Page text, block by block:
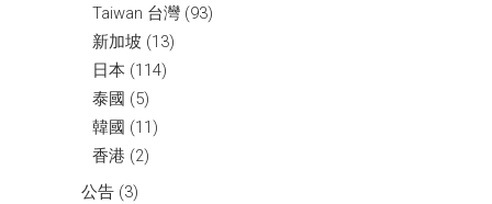
Taiwan 台灣 (93)
新加坡 (13)
日本 (114)
泰國 (5)
韓國 (11)
香港 (2)
公告 (3)